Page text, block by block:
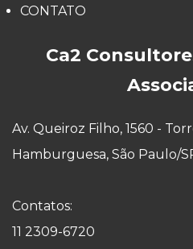
CONTATO
Ca2
Av. Queiroz Filho, 1560 -
Hamburguesa, São Paulo/
Contatos:
11 2309-6720